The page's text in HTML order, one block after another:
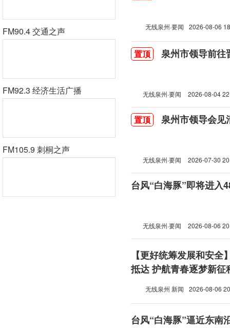
FM90.4 交通之声
FM92.3 经济生活广播
FM105.9 刺桐之声
无线泉州·要闻 2026-08-06
置顶 泉州市领导前往
无线泉州·要闻 2026-08-04
置顶 泉州市领导会见
无线泉州·要闻 2026-07-30
台风“白海豚”即将进入
无线泉州·要闻 2026-08-06
【更好统筹发展和安全
抵达 护航青春逐梦新征
无线泉州 新闻 2026-08-06
台风“白海豚”逼近东南